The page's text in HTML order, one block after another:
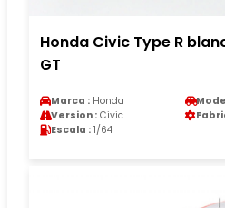
Honda Civic Type R
GT
Marca : Honda
Version : Civic
Escala : 1/64